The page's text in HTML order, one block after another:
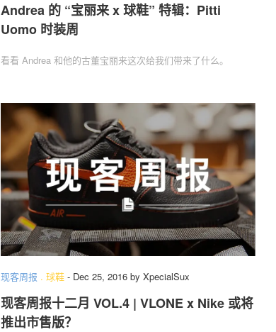
关于我们
Andrea 的 “宝丽来 x 球鞋” 特辑：Pitti
Uomo 时装周
看看 Andrea 和他的古董宝丽来这次给我们带来了什么。
现客周报 . 球鞋 - Dec 25, 2016 by XpecialSux
现客周报十二月 VOL.4 | VLONE x Nike 或将
推出市售版？